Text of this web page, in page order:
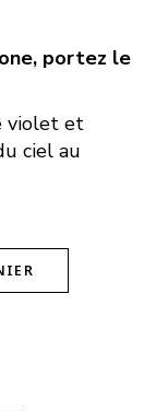
portez le
violet et
ciel au